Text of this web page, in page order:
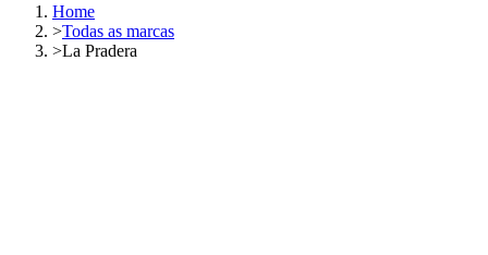
Home
>Todas as marcas
>La Pradera